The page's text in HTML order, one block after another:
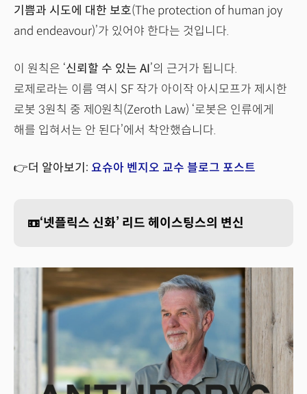
기쁨과 시도에 대한 보호(The protection of human joy
and endeavour)’가 있어야 한다는 것입니다.
이 원칙은 ‘신뢰할 수 있는 AI’의 근거가 됩니다.
로제로라는 이름 역시 SF 작가 아이작 아시모프가 제시한
로봇 3원칙 중 제0원칙(Zeroth Law) ‘로봇은 인류에게
해를 입혀서는 안 된다’에서 착안했습니다.
👉더 알아보기: 요슈아 벤지오 교수 블로그 포스트
📼‘넷플릭스 신화’ 리드 헤이스팅스의 변신